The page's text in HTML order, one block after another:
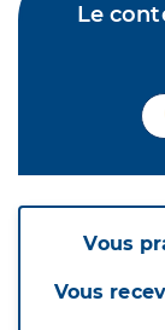
Le
Vous
Vous